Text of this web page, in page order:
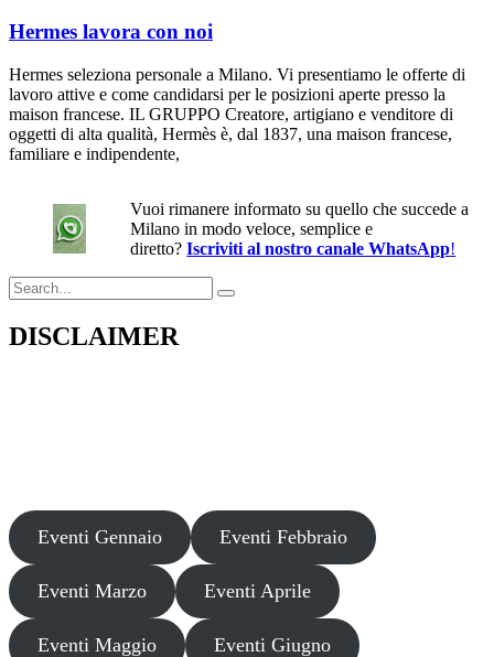
Hermes lavora con noi
Hermes seleziona personale a Milano. Vi presentiamo le offerte di
lavoro attive e come candidarsi per le posizioni aperte presso la
maison francese. IL GRUPPO Creatore, artigiano e venditore di
oggetti di alta qualità, Hermès è, dal 1837, una maison francese,
familiare e indipendente,
Vuoi rimanere informato su quello che succede a
Milano in modo veloce, semplice e
diretto?Iscriviti al nostro canale WhatsApp!
Search
for:
DISCLAIMER
Eventi Gennaio Eventi Febbraio
Eventi Marzo Eventi Aprile
Eventi Maggio Eventi Giugno